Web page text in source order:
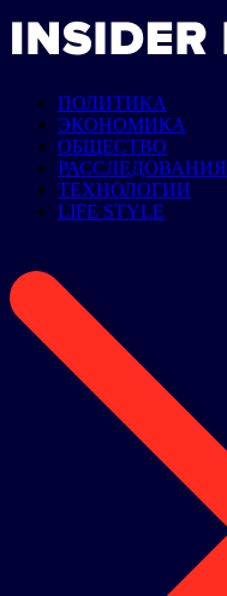
ПОЛИТИКА
ЭКОНОМИКА
ОБЩЕСТВО
РАССЛЕДОВАНИЯ
ТЕХНОЛОГИИ
LIFE STYLE